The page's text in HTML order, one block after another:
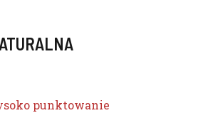
punktowanie